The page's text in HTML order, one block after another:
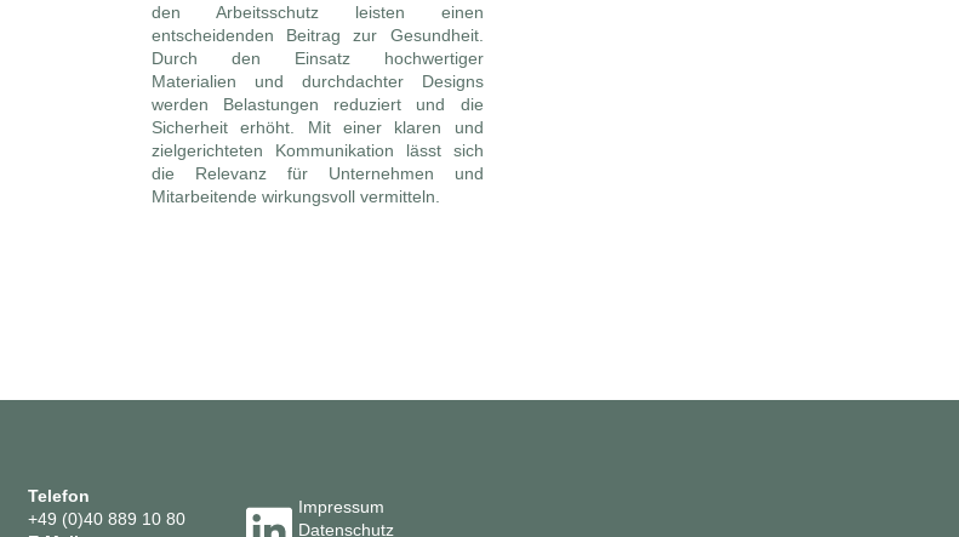
den Arbeitsschutz leisten einen
entscheidenden Beitrag zur Gesundheit.
Durch den Einsatz hochwertiger
Materialien und durchdachter Designs
werden Belastungen reduziert und die
Sicherheit erhöht. Mit einer klaren und
zielgerichteten Kommunikation lässt sich
die Relevanz für Unternehmen und
Mitarbeitende wirkungsvoll vermitteln.
Telefon
+49 (0)40 889 10 80
Impressum
Datenschutz